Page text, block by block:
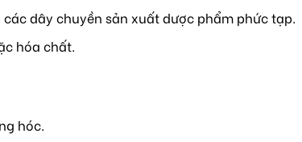
dây chuyền sản xuất dược phẩm phức tạp.
hóa chất.
hóc.